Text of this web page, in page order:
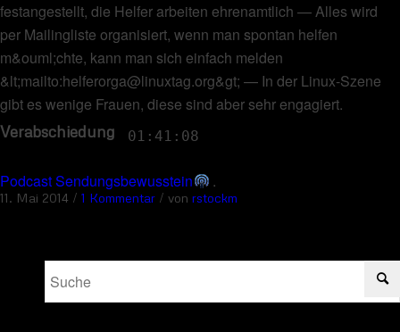
festangestellt, die Helfer arbeiten ehrenamtlich —Alles wird
per Mailingliste organisiert, wenn man spontan helfen
m&ouml;chte, kann man sich einfach melden
&lt;mailto:helferorga@linuxtag.org&gt; — In der Linux-Szene
gibt es wenige Frauen, diese sind aber sehr engagiert.
Verabschiedung 01:41:08
Podcast Sendungsbewusstein .
11. Mai 2014 / 1 Kommentar / von rstockm